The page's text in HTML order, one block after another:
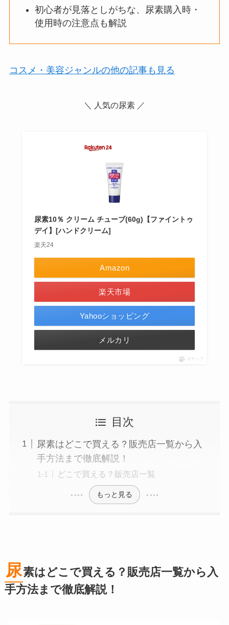
初心者が見落としがちな、尿素購入時・
使用時の注意点も解説
コスメ・美容ジャンルの他の記事も見る
＼ 人気の尿素 ／
尿素10％ クリーム チューブ(60g)【ファイントゥ
デイ】[ハンドクリーム]
楽天24
Amazon
楽天市場
Yahooショッピング
メルカリ
ポチップ
目次
尿素はどこで買える？販売店一覧から入
手方法まで徹底解説！
どこで買える？販売店一覧
もっと見る
尿素はどこで買える？販売店一覧から入
手方法まで徹底解説！